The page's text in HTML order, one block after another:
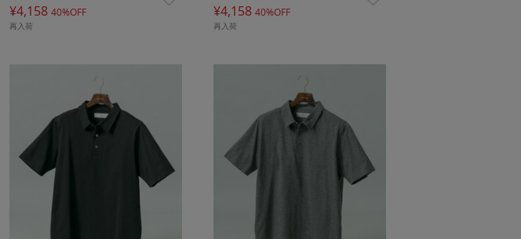
¥4,158 40%OFF
再入荷
¥4,158 40%OFF
再入荷